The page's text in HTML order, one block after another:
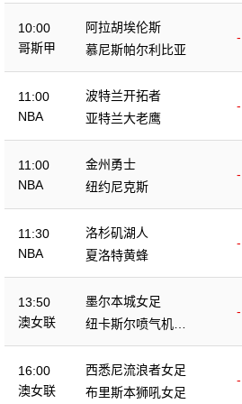
10:00
哥斯甲
阿拉胡埃伦斯
-
慕尼斯帕尔利比亚
11:00
NBA
波特兰开拓者
-
亚特兰大老鹰
11:00
NBA
金州勇士
-
纽约尼克斯
11:30
NBA
洛杉矶湖人
-
夏洛特黄蜂
13:50
澳女联
墨尔本城女足
-
纽卡斯尔喷气机女
足
16:00
澳女联
西悉尼流浪者女足
-
布里斯本狮吼女足